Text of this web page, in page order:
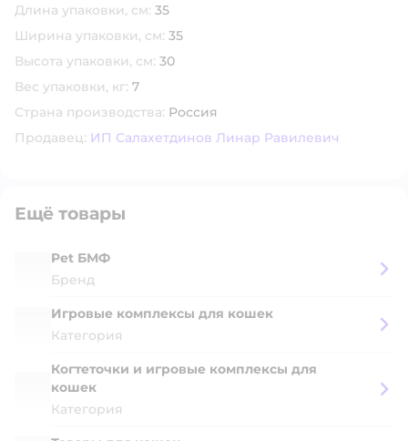
Длина упаковки, см: 35
Ширина упаковки, см: 35
Высота упаковки, см: 30
Вес упаковки, кг: 7
Страна производства: Россия
Продавец: ИП Салахетдинов Линар Равилевич
Ещё товары
Pet БМФ
Бренд
Игровые комплексы для кошек
Категория
Когтеточки и игровые комплексы для
кошек
Категория